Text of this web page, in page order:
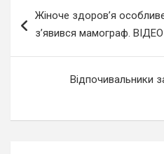
записів
Жіноче здоров’я
з’явився мамограф. ВІДЕО
Відпочивальники